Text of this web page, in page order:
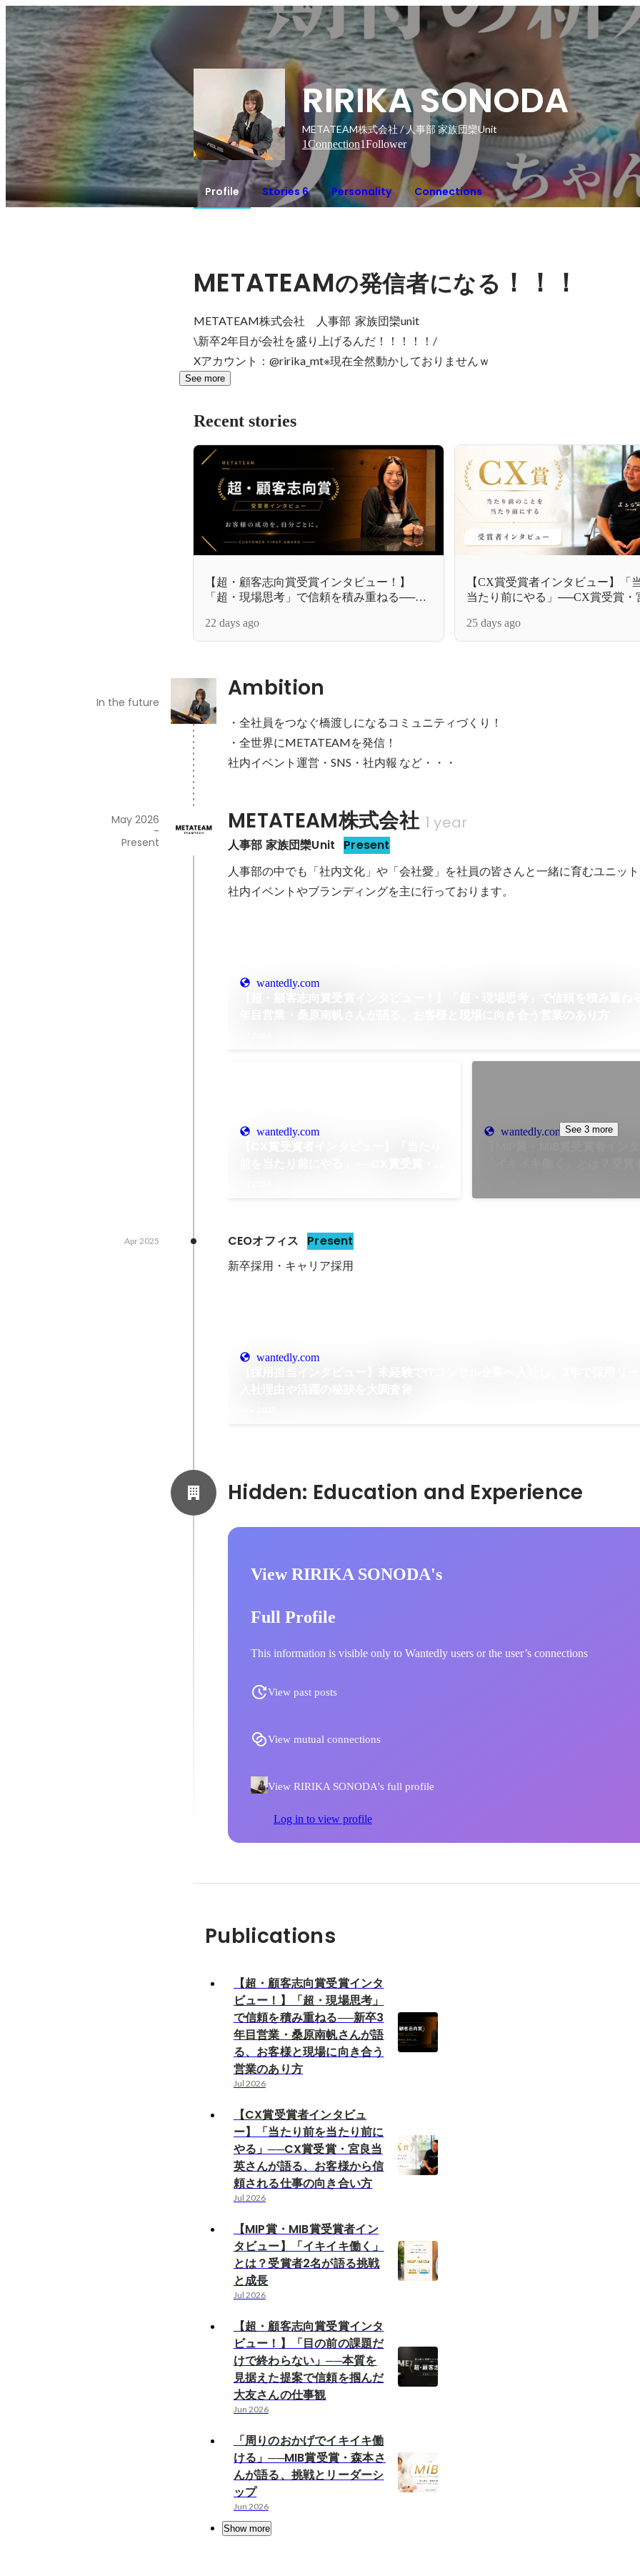
RIRIKA SONODA
METATEAM株式会社 / 人事部 家族団欒Unit
1Connection1Follower
Profile Stories 6 Personality Connections
METATEAMの発信者になる ！！！
METATEAM株式会社　人事部  家族団欒unit
\新卒2年目が会社を盛り上げるんだ！！！！！/
Xアカウント：@ririka_mt※現在全然動かしておりませんｗ
See more
Recent stories
【超・顧客志向賞受賞インタビュー！】
「超・現場思考」で信頼を積み重ねる──新
と現場に向き合う営業のあり方
22 days ago
【CX賞受賞者インタビュー】「
当たり前にやる」──CX賞受賞・
き合い方
25 days ago
Ambition
In the future
・全社員をつなぐ橋渡しになるコミュニティづくり！
・全世界にMETATEAMを発信！
社内イベント運営・SNS・社内報 など・・・
METATEAM株式会社 1 year
人事部 家族団欒Unit Present
May 2026
-
Present
人事部の中でも「社内文化」や「会社愛」を社員の皆さんと一緒に育むユニッ
社内イベントやブランディングを主に行っております。
wantedly.com
wantedly.com wantedly.com See 3 more
CEOオフィス Present
Apr 2025
新卒採用・キャリア採用
wantedly.com
View RIRIKA SONODA's
Full Profile
This information is visible only to Wantedly users or the user’s connections
View past posts
View mutual connections
View RIRIKA SONODA's full profile
Log in to view profile
Publications
【超・顧客志向賞受賞インタ
ビュー！】「超・現場思考」
で信頼を積み重ねる──新卒3
年目営業・桑原南帆さんが語
る、お客様と現場に向き合う
営業のあり方
Jul 2026
【CX賞受賞者インタビュ
ー】「当たり前を当たり前に
やる」──CX賞受賞・宮良当
英さんが語る、お客様から信
頼される仕事の向き合い方
Jul 2026
【MIP賞・MIB賞受賞者イン
タビュー】「イキイキ働く」
とは？受賞者2名が語る挑戦
と成長
Jul 2026
【超・顧客志向賞受賞インタ
ビュー！】「目の前の課題だ
けで終わらない」──本質を
見据えた提案で信頼を掴んだ
大友さんの仕事観
Jun 2026
「周りのおかげでイキイキ働
ける」──MIB賞受賞・森本さ
んが語る、挑戦とリーダーシ
ップ
Jun 2026
Show more